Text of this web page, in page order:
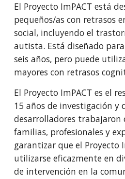
El Proyecto ImPACT está
pequeños/as con retrasos
social, incluyendo el
autista. Está diseñado
seis años, pero puede
mayores con retrasos
El Proyecto ImPACT es el
15 años de investigación y
desarrolladores
familias, profesionales y
garantizar que el Proyecto
utilizarse eficazmente en
de intervención en la